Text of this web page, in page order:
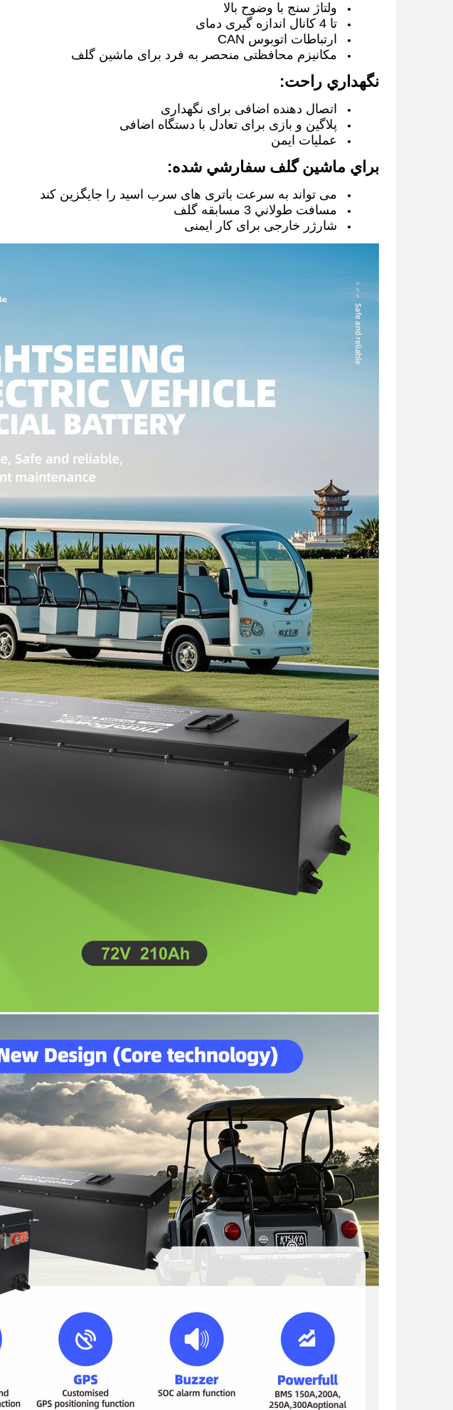
ولتاژ سنج با وضوح بالا
تا 4 کانال اندازه گیری دمای
ارتباطات اتوبوس CAN
مکانیزم محافظتی منحصر به فرد برای ماشین گلف
نگهداري راحت:
اتصال دهنده اضافی برای نگهداری
پلاگین و بازی برای تعادل با دستگاه اضافی
عملیات ایمن
براي ماشين گلف سفارشي شده:
می تواند به سرعت باتری های سرب اسید را جایگزین کند
مسافت طولاني 3 مسابقه گلف
شارژر خارجی برای کار ایمنی